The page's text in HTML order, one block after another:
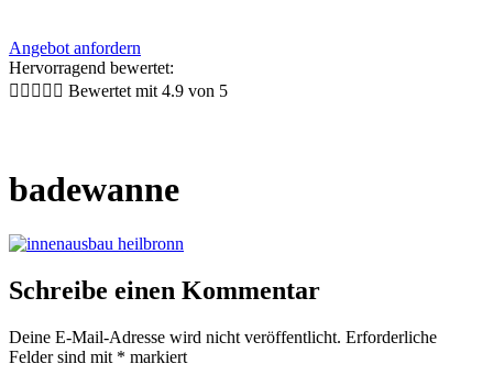
Angebot anfordern
Hervorragend bewertet:
     Bewertet mit 4.9 von 5
badewanne
Schreibe einen Kommentar
Deine E-Mail-Adresse wird nicht veröffentlicht. Erforderliche
Felder sind mit * markiert